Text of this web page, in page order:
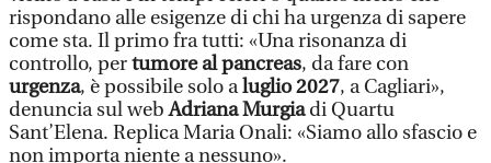
rispondano alle esigenze di chi ha urgenza di sapere
come sta. Il primo fra tutti: «Una risonanza di
controllo, pertumore al pancreas, da fare con
urgenza, è possibile solo aluglio 2027, a Cagliari»,
denuncia sul webAdriana Murgiadi Quartu
Sant’Elena. Replica Maria Onali: «Siamo allo sfascio e
non importa niente a nessuno».